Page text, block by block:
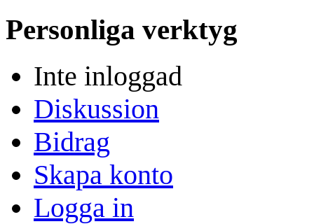
Personliga verktyg
Inte inloggad
Diskussion
Bidrag
Skapa konto
Logga in